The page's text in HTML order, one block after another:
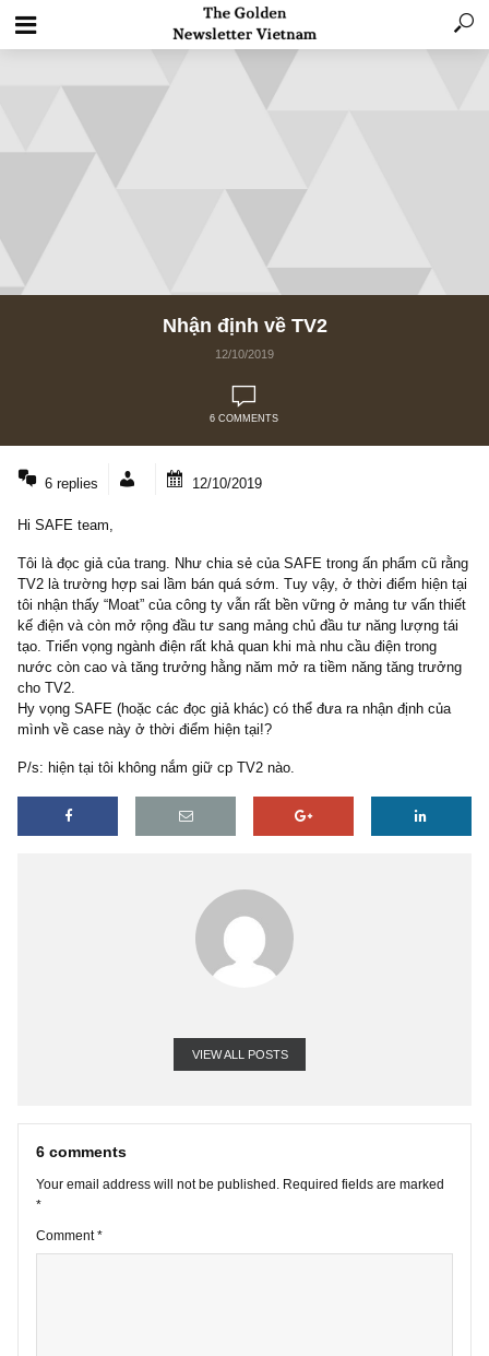
Nhận định về TV2
Hi SAFE team,
Tôi là đọc giả của trang. Như chia sẻ của SAFE trong ấn phẩm cũ
TV2 là trường hợp sai lầm bán quá sớm. Tuy vậy, ở thời điểm
tôi nhận thấy “Moat” của công ty vẫn rất bền vững ở mảng tư vấn
kế điện và còn mở rộng đầu tư sang mảng chủ đầu tư năng
tạo. Triển vọng ngành điện rất khả quan khi mà nhu cầu điện trong
nước còn cao và tăng trưởng hằng năm mở ra tiềm năng tăng
cho TV2.
mình về case này ở thời điểm hiện tại!?